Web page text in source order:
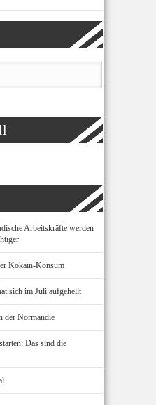
Arbeitskräfte werden
Kokain-Konsum
sich im Juli aufgehellt
der Normandie
Das sind die